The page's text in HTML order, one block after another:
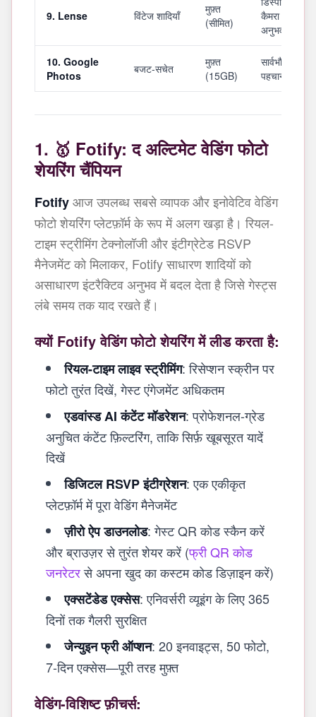
9. Lense विंटेज शादियाँ
मुफ़्त
(सीमित)
कैमरा जैसा
अनुभव
10. Google
Photos
बजट-सचेत
मुफ़्त
(15GB)
सार्वभौमिक
पहचान
1. 🥇 Fotify: द अल्टिमेट वेडिंग फोटो
शेयरिंग चैंपियन
Fotifyआज उपलब्ध सबसे व्यापक और इनोवेटिव वेडिंग
फोटो शेयरिंग प्लेटफ़ॉर्म के रूप में अलग खड़ा है। रियल-
टाइम स्ट्रीमिंग टेक्नोलॉजी और इंटीग्रेटेड RSVP
मैनेजमेंट को मिलाकर, Fotify साधारण शादियों को
असाधारण इंटरैक्टिव अनुभव में बदल देता है जिसे गेस्ट्स
लंबे समय तक याद रखते हैं।
क्यों Fotify वेडिंग फोटो शेयरिंग में लीड करता है:
रियल-टाइम लाइव स्ट्रीमिंग: रिसेप्शन स्क्रीन पर
फोटो तुरंत दिखें, गेस्ट एंगेजमेंट अधिकतम
एडवांस्ड AI कंटेंट मॉडरेशन: प्रोफेशनल-ग्रेड
अनुचित कंटेंट फ़िल्टरिंग, ताकि सिर्फ़ खूबसूरत यादें
दिखें
डिजिटल RSVP इंटीग्रेशन: एक एकीकृत
प्लेटफ़ॉर्म में पूरा वेडिंग मैनेजमेंट
ज़ीरो ऐप डाउनलोड: गेस्ट QR कोड स्कैन करें
और ब्राउज़र से तुरंत शेयर करें (फ्री QR कोड
जनरेटरसे अपना खुद का कस्टम कोड डिज़ाइन करें)
एक्सटेंडेड एक्सेस: एनिवर्सरी व्यूइंग के लिए 365
दिनों तक गैलरी सुरक्षित
जेन्युइन फ्री ऑप्शन: 20 इनवाइट्स, 50 फोटो,
7-दिन एक्सेस—पूरी तरह मुफ़्त
वेडिंग-विशिष्ट फ़ीचर्स: